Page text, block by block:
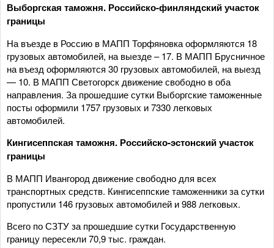
Выборгская таможня. Российско-финляндский участок
границы
На въезде в Россию в МАПП Торфяновка оформляются 18
грузовых автомобилей, на выезде – 17. В МАПП Брусничное
на въезд оформляются 30 грузовых автомобилей, на выезд
— 10. В МАПП Светогорск движение свободно в оба
направления. За прошедшие сутки Выборгские таможенные
посты оформили 1757 грузовых и 7330 легковых
автомобилей.
Кингисеппская таможня. Российско-эстонский участок
границы
В МАПП Ивангород движение свободно для всех
транспортных средств. Кингисеппские таможенники за сутки
пропустили 146 грузовых автомобилей и 988 легковых.
Всего по СЗТУ за прошедшие сутки Государственную
границу пересекли 70,9 тыс. граждан.